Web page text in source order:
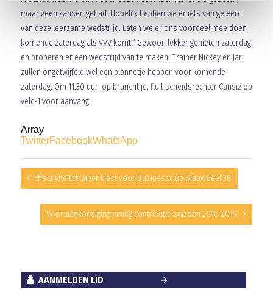
maar geen kansen gehad. Hopelijk hebben we er iets van geleerd
van deze leerzame wedstrijd. Laten we er ons voordeel mee doen
komende zaterdag als VVV komt.” Gewoon lekker genieten zaterdag
en proberen er een wedstrijd van te maken. Trainer Nickey en Jari
zullen ongetwijfeld wel een plannetje hebben voor komende
zaterdag. Om 11.30 uur ,op brunchtijd, fluit scheidsrechter Cansiz op
veld-1 voor aanvang.
Array
TwitterFacebookWhatsApp
Effectiviteitstrainer kiest voor Businessclub BlauwGeel’38
Voor aankondiging inning contributie seizoen 2018-2019.
AANMELDEN LID